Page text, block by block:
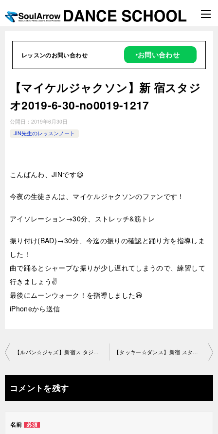
レッスンのお問い合わせ ‣お問い合わせ
【マイケルジャクソン】新 宿スタジ
オ2019-6-30-no0019-1217
公開日： 2019年6月30日
JIN先生のレッスンノート
こんばんわ、JINです😃
今夜の生徒さんは、マイケルジャクソンのファンです！
アイソレーション→30分、ストレッチ&筋トレ
振り付け(BAD)→30分、今迄の振りの確認と踊り方を指導しま
した！
曲で踊るとシャープな振りが少し遅れてしまうので、練習して
行きましょう✌️
最後にムーンウォーク！を指導しました😃
iPhoneから送信
投
ナ
ビ
ー
コメントを残す
名前 必須